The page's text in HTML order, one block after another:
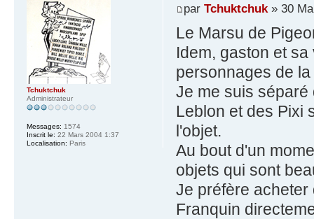
par Tchuktchuk» 30
Le Marsu de
Idem, gaston et
personnages de
Je me suis séparé
Leblon et des Pixi
l'objet.
Au bout d'un
objets qui sont
Je préfère
Franquin
Tchuktchuk
Administrateur
Messages: 1574
Inscrit le: 22 Mars 2004 1:37
Localisation: Paris